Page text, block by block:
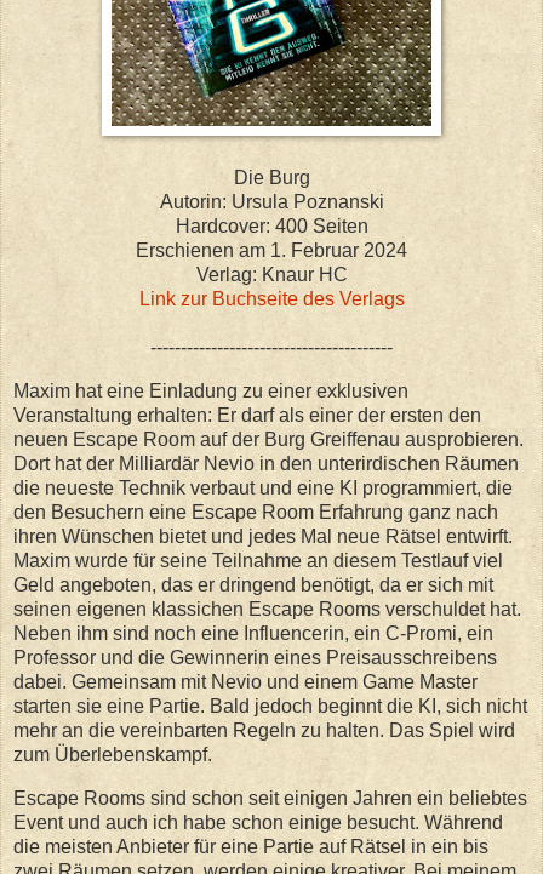
Die Burg
Autorin: Ursula Poznanski
Hardcover: 400 Seiten
Erschienen am 1. Februar 2024
Verlag: Knaur HC
Link zur Buchseite des Verlags
----------------------------------------
Maxim hat eine Einladung zu einer exklusiven
Veranstaltung erhalten: Er darf als einer der ersten den
neuen Escape Room auf der Burg Greiffenau ausprobieren.
Dort hat der Milliardär Nevio in den unterirdischen Räumen
die neueste Technik verbaut und eine KI programmiert, die
den Besuchern eine Escape Room Erfahrung ganz nach
ihren Wünschen bietet und jedes Mal neue Rätsel entwirft.
Maxim wurde für seine Teilnahme an diesem Testlauf viel
Geld angeboten, das er dringend benötigt, da er sich mit
seinen eigenen klassichen Escape Rooms verschuldet hat.
Neben ihm sind noch eine Influencerin, ein C-Promi, ein
Professor und die Gewinnerin eines Preisausschreibens
dabei. Gemeinsam mit Nevio und einem Game Master
starten sie eine Partie. Bald jedoch beginnt die KI, sich nicht
mehr an die vereinbarten Regeln zu halten. Das Spiel wird
zum Überlebenskampf.
Escape Rooms sind schon seit einigen Jahren ein beliebtes
Event und auch ich habe schon einige besucht. Während
die meisten Anbieter für eine Partie auf Rätsel in ein bis